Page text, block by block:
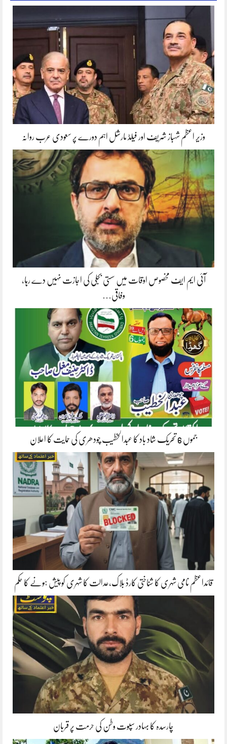
وزیر اعظم شہباز شریف اور فیلڈ مارشل اہم دورے پر سعودی عرب روانہ
آئی ایم ایف مخصوص اوقات میں سستی بجلی کی اجازت نہیں دے رہا،
وفاقی…
جموں 6 تحریک شاد باد کا عبدالخطیب چودھری کی حمایت کا اعلان
قائداعظم نامی شہری کا شناختی کارڈ بلاک،عدالت کا شہری کو پیش ہونے کا حکم
چارسدہ کا بہادر سپوت وطن کی حرمت پر قربان